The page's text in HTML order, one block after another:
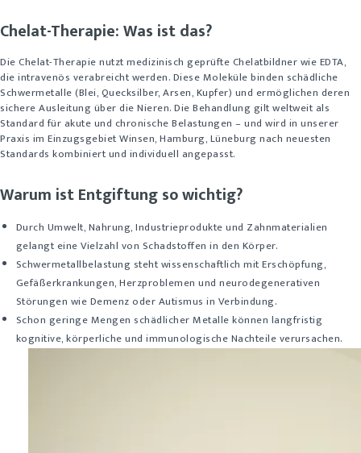
Chelat-Therapie: Was ist das?
Die Chelat-Therapie nutzt medizinisch geprüfte Chelatbildner wie EDTA,
die intravenös verabreicht werden. Diese Moleküle binden schädliche
Schwermetalle (Blei, Quecksilber, Arsen, Kupfer) und ermöglichen deren
sichere Ausleitung über die Nieren. Die Behandlung gilt weltweit als
Standard für akute und chronische Belastungen – und wird in unserer
Praxis im Einzugsgebiet Winsen, Hamburg, Lüneburg nach neuesten
Standards kombiniert und individuell angepasst.
Warum ist Entgiftung so wichtig?
Durch Umwelt, Nahrung, Industrieprodukte und Zahnmaterialien
gelangt eine Vielzahl von Schadstoffen in den Körper.
Schwermetallbelastung steht wissenschaftlich mit Erschöpfung,
Gefäßerkrankungen, Herzproblemen und neurodegenerativen
Störungen wie Demenz oder Autismus in Verbindung.
Schon geringe Mengen schädlicher Metalle können langfristig
kognitive, körperliche und immunologische Nachteile verursachen.